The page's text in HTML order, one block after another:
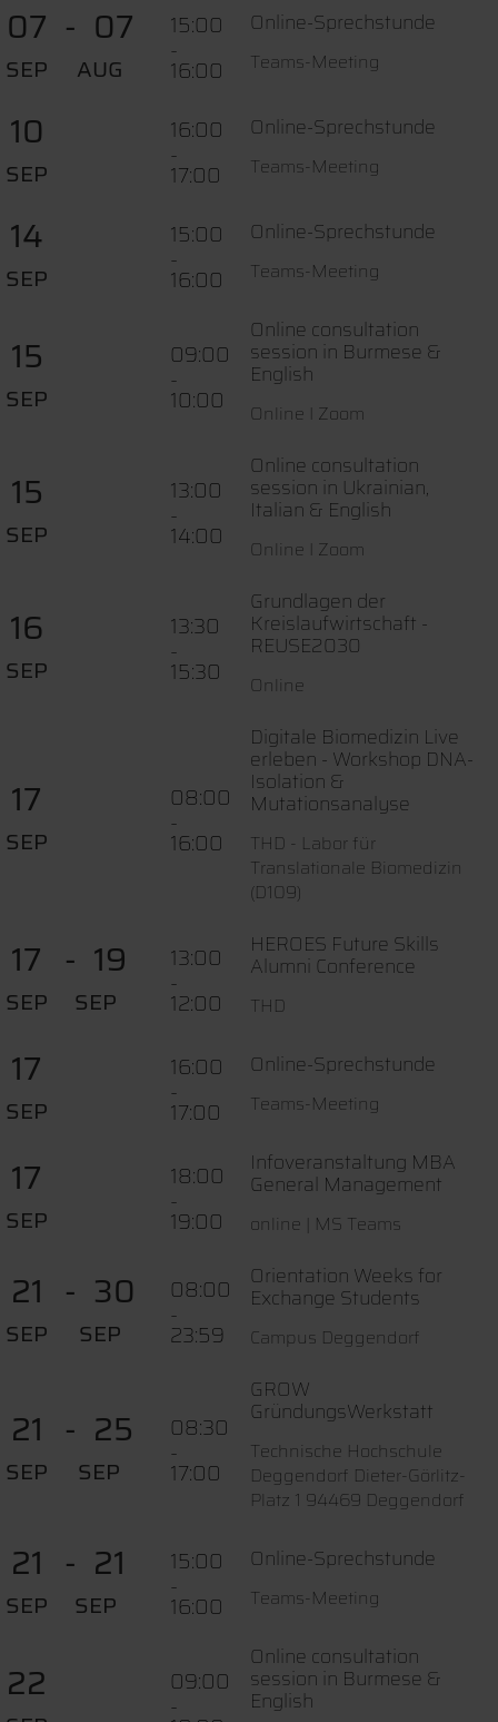
07
SEP
07
AUG
15:00
-
16:00
Online-Sprechstunde
Teams-Meeting
10
SEP
16:00
-
17:00
Online-Sprechstunde
Teams-Meeting
14
SEP
15:00
-
16:00
Online-Sprechstunde
Teams-Meeting
15
SEP
09:00
-
10:00
Online consultation
session in Burmese &
English
Online I Zoom
15
SEP
13:00
-
14:00
Online consultation
session in Ukrainian,
Italian & English
Online I Zoom
16
SEP
13:30
-
15:30
Grundlagen der
Kreislaufwirtschaft -
REUSE2030
Online
17
SEP
08:00
-
16:00
Digitale Biomedizin Live
erleben - Workshop DNA-
Isolation &
Mutationsanalyse
THD - Labor für
Translationale Biomedizin
(D109)
17
SEP
19
SEP
13:00
-
12:00
HEROES Future Skills
Alumni Conference
THD
17
SEP
16:00
-
17:00
Online-Sprechstunde
Teams-Meeting
17
SEP
18:00
-
19:00
Infoveranstaltung MBA
General Management
online | MS Teams
21
SEP
30
SEP
08:00
-
23:59
Orientation Weeks for
Exchange Students
Campus Deggendorf
21
SEP
25
SEP
08:30
-
17:00
GROW
GründungsWerkstatt
Technische Hochschule
Deggendorf Dieter-Görlitz-
Platz 1 94469 Deggendorf
21
SEP
21
SEP
15:00
-
16:00
Online-Sprechstunde
Teams-Meeting
22 09:00
-
Online consultation
session in Burmese &
English